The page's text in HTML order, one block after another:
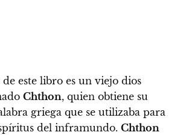
este libro es un viejo dios
Chthon, quien obtiene su
griega que se utilizaba para
del inframundo. Chthon